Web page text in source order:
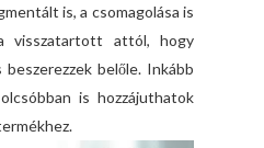
is, a csomagolása is
visszatartott attól, hogy
belőle. Inkább
is hozzájuthatok